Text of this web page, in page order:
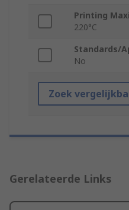
Printing
220°C
Standards/
No
Zoek
Gerelateerde Links